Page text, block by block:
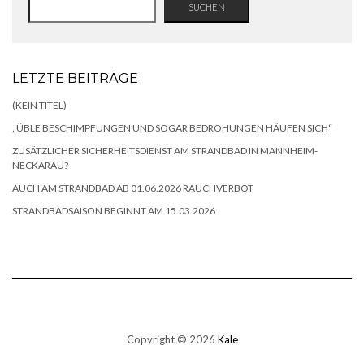
SUCHEN
LETZTE BEITRÄGE
(KEIN TITEL)
„ÜBLE BESCHIMPFUNGEN UND SOGAR BEDROHUNGEN HÄUFEN SICH“
ZUSÄTZLICHER SICHERHEITSDIENST AM STRANDBAD IN MANNHEIM-
NECKARAU?
AUCH AM STRANDBAD AB 01.06.2026 RAUCHVERBOT
STRANDBADSAISON BEGINNT AM 15.03.2026
Copyright © 2026 Kale